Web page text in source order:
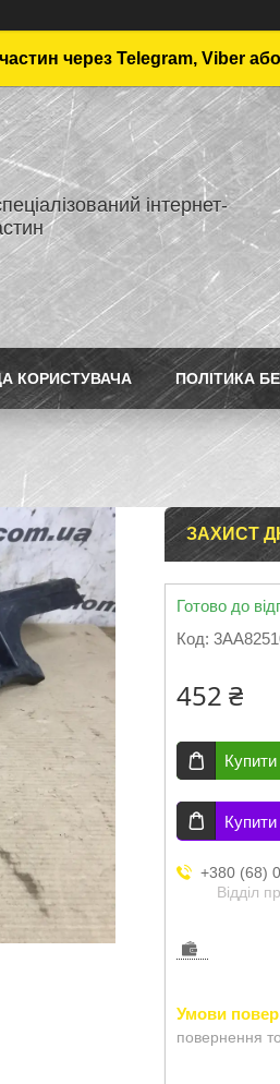
через Telegram, Viber
інтернет-
КОРИСТУВАЧА ПОЛІТИКА
ЗАХИСТ
Готово до
Код:
452 ₴
Купити
Купити
+380 (68)
Відділ
повернення